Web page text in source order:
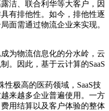
洁、联合利华等大客户，因
有排他性。如今，排他性逐
面需通过物流企业来实现。
为物流信息化的分水岭，云
。因此，基于云计算的SaaS
性极高的医药领域，SaaS技
来越多企业普遍使用。一方
用结算以及客户体验的整体